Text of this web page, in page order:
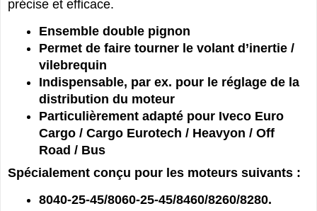
de réaliser les ajustements nécessaires de manière
précise et efficace.
Ensemble double pignon
Permet de faire tourner le volant d’inertie /
vilebrequin
Indispensable, par ex. pour le réglage de la
distribution du moteur
Particulièrement adapté pour Iveco Euro
Cargo / Cargo Eurotech / Heavyon / Off
Road / Bus
Spécialement conçu pour les moteurs suivants :